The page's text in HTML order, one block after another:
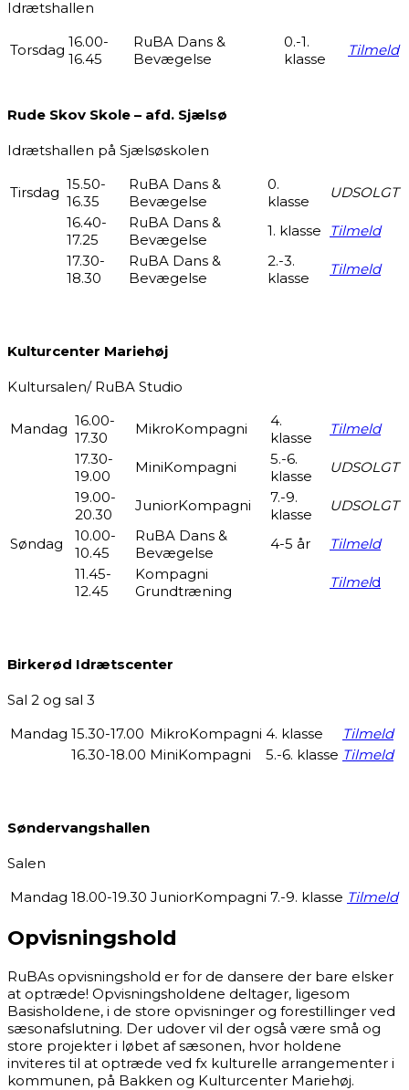
Idrætshallen
Torsdag 16.00-
16.45
RuBA Dans &
Bevægelse
0.-1.
klasse
Tilmeld
Rude Skov Skole – afd. Sjælsø
Idrætshallen på Sjælsøskolen
Tirsdag 15.50-
16.35
RuBA Dans &
Bevægelse
0.
klasse
UDSOLGT
16.40-
17.25
RuBA Dans &
Bevægelse
1. klasse
Tilmeld
17.30-
18.30
RuBA Dans &
Bevægelse
2.-3.
klasse
Tilmeld
Kulturcenter Mariehøj
Kultursalen/ RuBA Studio
Mandag 16.00-
17.30
MikroKompagni
4.
klasse
Tilmeld
17.30-
19.00
MiniKompagni
5.-6.
klasse
UDSOLGT
19.00-
20.30
JuniorKompagni
7.-9.
klasse
UDSOLGT
Søndag
10.00-
10.45
RuBA Dans &
Bevægelse
4-5 år
Tilmeld
11.45-
12.45
Kompagni
Grundtræning
Tilmeld
Birkerød Idrætscenter
Sal 2 og sal 3
Mandag 15.30-17.00 MikroKompagni 4. klasse
Tilmeld
16.30-18.00 MiniKompagni 5.-6. klasse Tilmeld
Søndervangshallen
Salen
Mandag 18.00-19.30 JuniorKompagni 7.-9. klasse Tilmeld
Opvisningshold
RuBAs opvisningshold er for de dansere der bare elsker
at optræde! Opvisningsholdene deltager, ligesom
Basisholdene, i de store opvisninger og forestillinger ved
sæsonafslutning. Der udover vil der også være små og
store projekter i løbet af sæsonen, hvor holdene
inviteres til at optræde ved fx kulturelle arrangementer i
kommunen, på Bakken og Kulturcenter Mariehøj.